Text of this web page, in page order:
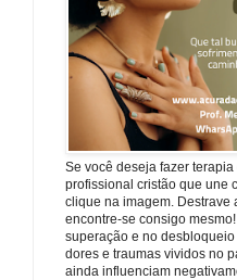
Se você deseja fazer terapia
profissional cristão que une
clique na imagem. Destrave
encontre-se consigo
superação e no
dores e traumas vividos no
ainda influenciam